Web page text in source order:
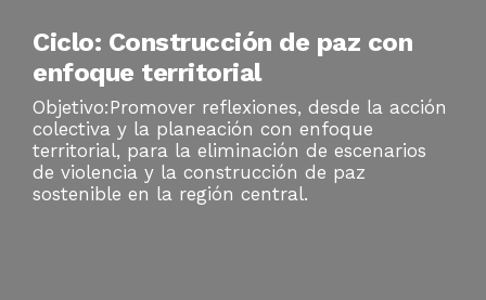
Ciclo: Construcción de paz con
enfoque territorial
Objetivo:Promover reflexiones, desde la acción
colectiva y la planeación con enfoque
territorial, para la eliminación de escenarios
de violencia y la construcción de paz
sostenible en la región central.